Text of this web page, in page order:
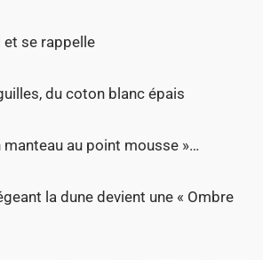
et se rappelle
du coton blanc épais
manteau au point mousse »…
la dune devient une « Ombre